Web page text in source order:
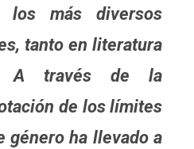
más diversos
tanto en literatura
A través de la
de los límites
género ha llevado a